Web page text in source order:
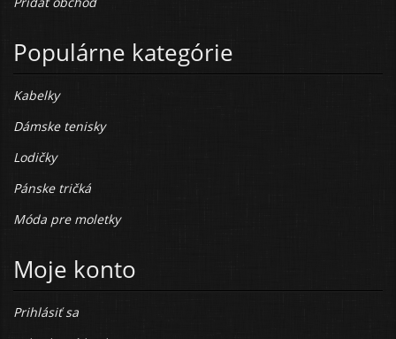
Populárne kategórie
Kabelky
Dámske tenisky
Lodičky
Pánske tričká
Móda pre moletky
Moje konto
Prihlásiť sa